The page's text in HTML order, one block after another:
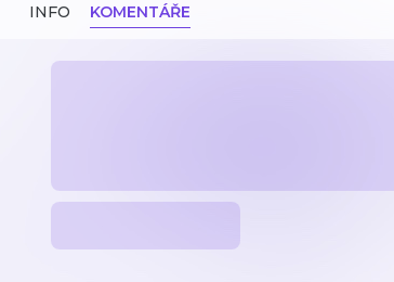
INFO KOMENTÁŘE